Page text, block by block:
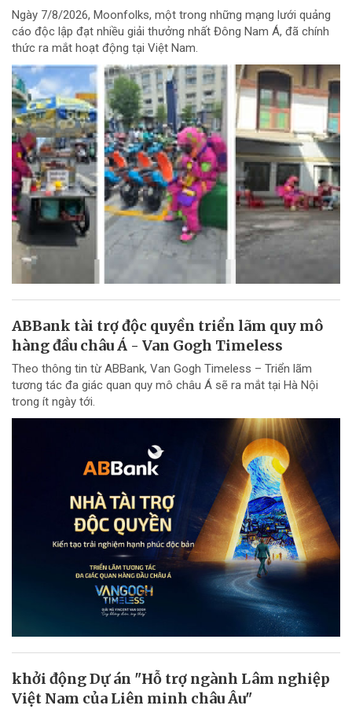
Ngày 7/8/2026, Moonfolks, một trong những mạng lưới quảng
cáo độc lập đạt nhiều giải thưởng nhất Đông Nam Á, đã chính
thức ra mắt hoạt động tại Việt Nam.
ABBank tài trợ độc quyền triển lãm quy mô
hàng đầu châu Á - Van Gogh Timeless
Theo thông tin từ ABBank, Van Gogh Timeless – Triển lãm
tương tác đa giác quan quy mô châu Á sẽ ra mắt tại Hà Nội
trong ít ngày tới.
khởi động Dự án "Hỗ trợ ngành Lâm nghiệp
Việt Nam của Liên minh châu Âu"